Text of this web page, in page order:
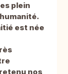
plein
est née
nos